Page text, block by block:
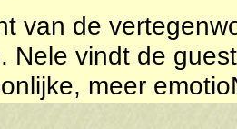
van de
Nele vindt de
meer